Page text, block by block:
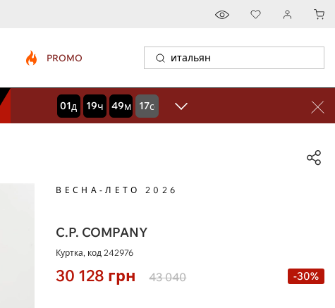
PROMO
01дней
19часов
49минут
15секунд
ВЕСНА-ЛЕТО 2026
C.P. COMPANY
Куртка, код242976
30 128 грн 43 040 -30%